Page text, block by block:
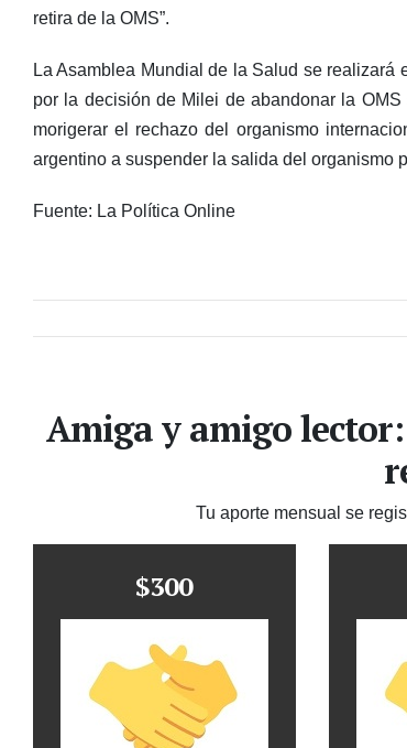
retira de la OMS”.
La Asamblea Mundial de la Salud se
por la decisión de Milei de abandonar la
morigerar el rechazo del organismo
argentino a suspender la salida del organismo
Fuente: La Política Online
Amiga y amigo
Tu aporte mensual se
$300